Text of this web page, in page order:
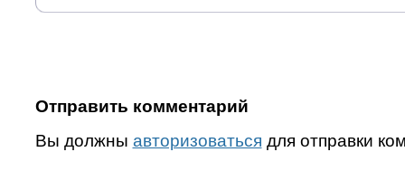
Отправить комментарий
Вы должны авторизоваться для отправки